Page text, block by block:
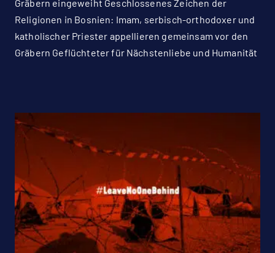
Gräbern eingeweiht Geschlossenes Zeichen der
Religionen in Bosnien: Imam, serbisch-orthodoxer und
katholischer Priester appellieren gemeinsam vor den
Gräbern Geflüchteter für Nächstenliebe und Humanität